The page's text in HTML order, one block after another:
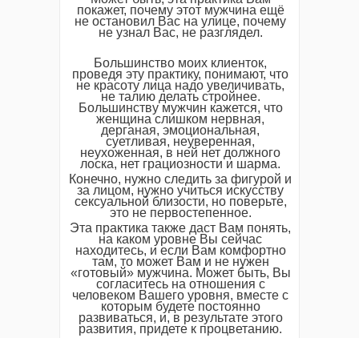
покажет, почему этот мужчина ещё
не остановил Вас на улице, почему
не узнал Вас, не разглядел.
Большинство моих клиенток,
проведя эту практику, понимают, что
не красоту лица надо увеличивать,
не талию делать стройнее.
Большинству мужчин кажется, что
женщина слишком нервная,
дерганая, эмоциональная,
суетливая, неуверенная,
неухоженная, в ней нет должного
лоска, нет грациозности и шарма.
Конечно, нужно следить за фигурой и
за лицом, нужно учиться искусству
сексуальной близости, но поверьте,
это не первостепенное.
Эта практика также даст Вам понять,
на каком уровне Вы сейчас
находитесь, и если Вам комфортно
там, то может Вам и не нужен
«готовый» мужчина. Может быть, Вы
согласитесь на отношения с
человеком Вашего уровня, вместе с
которым будете постоянно
развиваться, и, в результате этого
развития, придете к процветанию.